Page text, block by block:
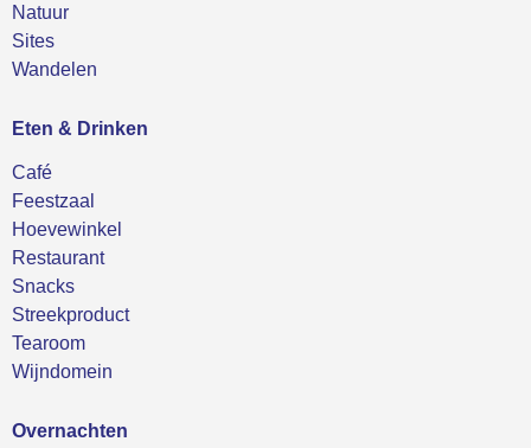
Natuur
Sites
Wandelen
Eten & Drinken
Café
Feestzaal
Hoevewinkel
Restaurant
Snacks
Streekproduct
Tearoom
Wijndomein
Overnachten